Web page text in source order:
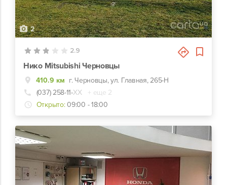
2
2.9
Нико Mitsubishi Черновцы
410.9 км г. Черновцы, ул. Главная, 265-Н
(037) 258-11-ХХ
+ еще 2
Открыто: 09:00 - 18:00